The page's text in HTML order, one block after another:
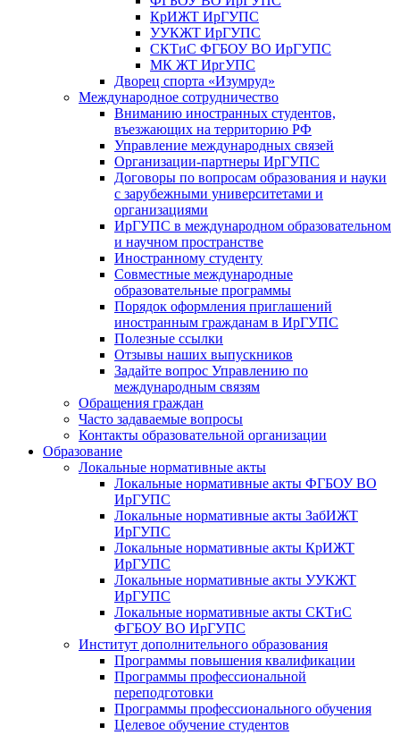
КрИЖТ ИрГУПС
УУКЖТ ИрГУПС
СКТиС ФГБОУ ВО ИрГУПС
МК ЖТ ИргУПС
Дворец спорта «Изумруд»
Международное сотрудничество
Вниманию иностранных студентов,
въезжающих на территорию РФ
Управление международных связей
Организации-партнеры ИрГУПС
Договоры по вопросам образования и науки
с зарубежными университетами и
организациями
ИрГУПС в международном образовательном
и научном пространстве
Иностранному студенту
Совместные международные
образовательные программы
Порядок оформления приглашений
иностранным гражданам в ИрГУПС
Полезные ссылки
Отзывы наших выпускников
Задайте вопрос Управлению по
международным связям
Обращения граждан
Часто задаваемые вопросы
Контакты образовательной организации
Образование
Локальные нормативные акты
Локальные нормативные акты ФГБОУ ВО
ИрГУПС
Локальные нормативные акты ЗабИЖТ
ИрГУПС
Локальные нормативные акты КрИЖТ
ИрГУПС
Локальные нормативные акты УУКЖТ
ИрГУПС
Локальные нормативные акты СКТиС
ФГБОУ ВО ИрГУПС
Институт дополнительного образования
Программы повышения квалификации
Программы профессиональной
переподготовки
Программы профессионального обучения
Целевое обучение студентов